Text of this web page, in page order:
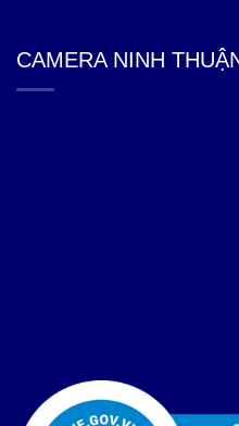
CAMERA NINH